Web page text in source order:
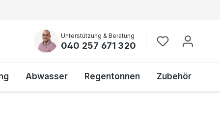
Unterstützung & Beratung
040 257 671 320
Abwasser Regentonnen Zubehör